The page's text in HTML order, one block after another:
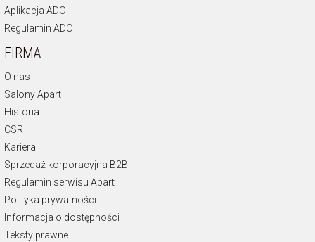
Aplikacja ADC
Regulamin ADC
FIRMA
O nas
Salony Apart
Historia
CSR
Kariera
Sprzedaż korporacyjna B2B
Regulamin serwisu Apart
Polityka prywatności
Informacja o dostępności
Teksty prawne